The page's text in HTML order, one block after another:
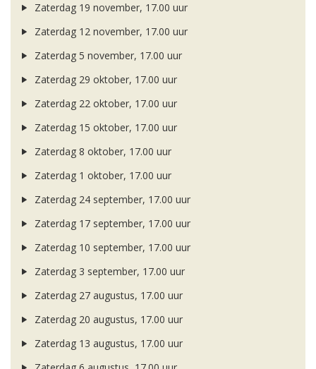
Zaterdag 19 november, 17.00 uur
Zaterdag 12 november, 17.00 uur
Zaterdag 5 november, 17.00 uur
Zaterdag 29 oktober, 17.00 uur
Zaterdag 22 oktober, 17.00 uur
Zaterdag 15 oktober, 17.00 uur
Zaterdag 8 oktober, 17.00 uur
Zaterdag 1 oktober, 17.00 uur
Zaterdag 24 september, 17.00 uur
Zaterdag 17 september, 17.00 uur
Zaterdag 10 september, 17.00 uur
Zaterdag 3 september, 17.00 uur
Zaterdag 27 augustus, 17.00 uur
Zaterdag 20 augustus, 17.00 uur
Zaterdag 13 augustus, 17.00 uur